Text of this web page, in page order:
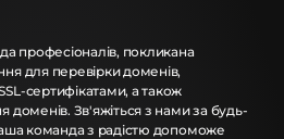
професіоналів, покликана
для перевірки доменів,
сертифікатами, а також
доменів. Зв'яжіться з нами за будь-
команда з радістю допоможе